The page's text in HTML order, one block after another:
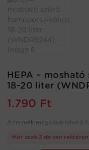
HEPA –
18-20 liter
1.790 Ft
A termék megvásárolható:
Már csak 2 db van